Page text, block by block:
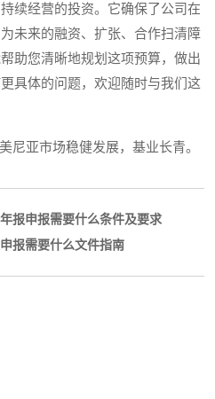
续经营的投资。它确保了公司在
未来的融资、扩张、合作扫清障
助您清晰地规划这项预算，做出
具体的问题，欢迎随时与我们这
亚市场稳健发展，基业长青。
报申报需要什么条件及要求
报需要什么文件指南